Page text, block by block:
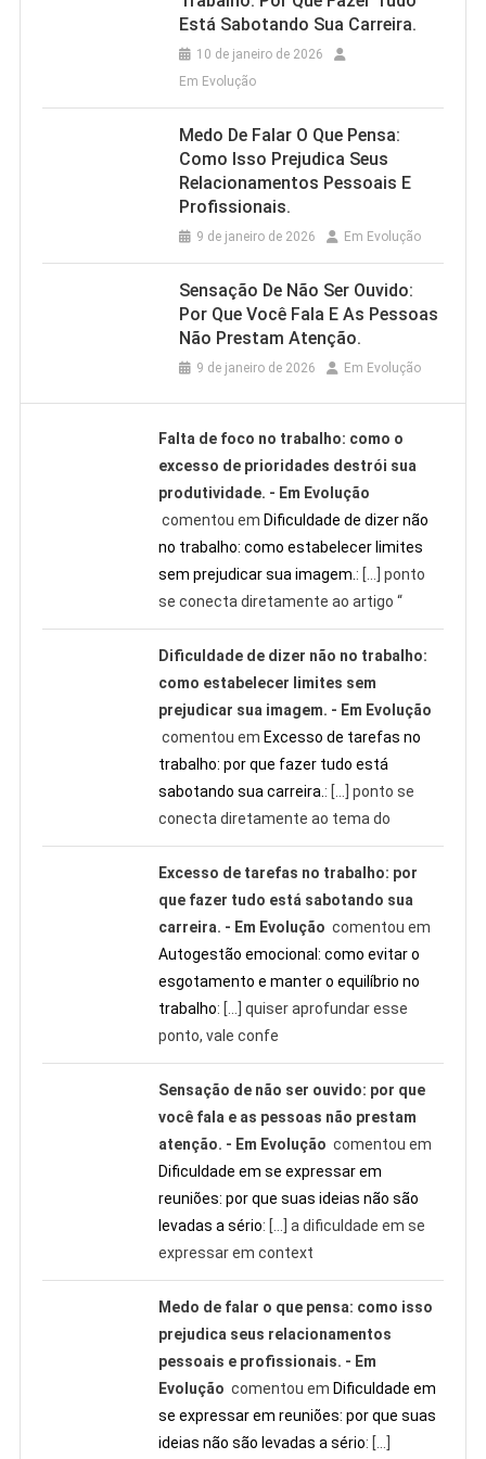
Está Sabotando Sua Carreira.
10 de janeiro de 2026
Em Evolução
Medo De Falar O Que Pensa:
Como Isso Prejudica Seus
Relacionamentos Pessoais E
Profissionais.
9 de janeiro de 2026 Em Evolução
Sensação De Não Ser Ouvido:
Por Que Você Fala E As Pessoas
Não Prestam Atenção.
9 de janeiro de 2026 Em Evolução
Falta de foco no trabalho: como o
excesso de prioridades destrói sua
produtividade. - Em Evolução
comentou em Dificuldade de dizer não
no trabalho: como estabelecer limites
sem prejudicar sua imagem. : […] ponto
se conecta diretamente ao artigo “
Dificuldade de dizer não no trabalho:
como estabelecer limites sem
prejudicar sua imagem. - Em Evolução
comentou em Excesso de tarefas no
trabalho: por que fazer tudo está
sabotando sua carreira. : […] ponto se
conecta diretamente ao tema do
Excesso de tarefas no trabalho: por
que fazer tudo está sabotando sua
carreira. - Em Evolução comentou em
Autogestão emocional: como evitar o
esgotamento e manter o equilíbrio no
trabalho: […] quiser aprofundar esse
ponto, vale confe
Sensação de não ser ouvido: por que
você fala e as pessoas não prestam
atenção. - Em Evolução comentou em
Dificuldade em se expressar em
reuniões: por que suas ideias não são
levadas a sério: […] a dificuldade em se
expressar em context
Medo de falar o que pensa: como isso
prejudica seus relacionamentos
pessoais e profissionais. - Em
Evolução comentou em Dificuldade em
se expressar em reuniões: por que suas
ideias não são levadas a sério: […]